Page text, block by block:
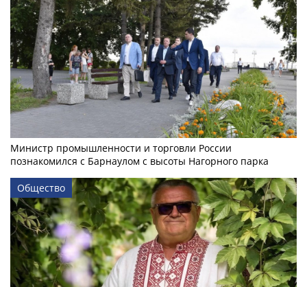
Министр промышленности и торговли России
познакомился с Барнаулом с высоты Нагорного парка
Общество